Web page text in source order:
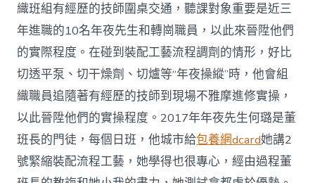
織班組有經歷的技師圍桌交通，聽課對象重要是近三
年進職的10名年夜先生和轉崗職員，以此來晉陞他們
的實際程度。在碰到裝配工藝流程調劑的情形，好比
切透平泵、切干燥劑、切爐等“年夜操縱”時，他會組
織職員追隨著有經歷的技師到現場不雅摩進修實操，
以此晉陞他們的實操程度。2017年年夜先生何璐是董
班長的門徒，每個日班，他城市給包養網dcard她講2
號緊縮裝配流程工藝，她學得也很專心，經由過程董